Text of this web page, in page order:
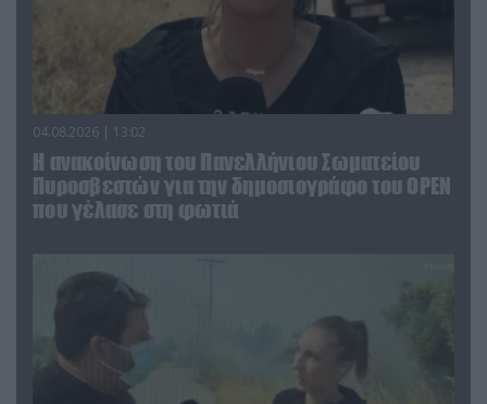
04.08.2026 | 13:02
Η ανακοίνωση του Πανελλήνιου Σωματείου
Πυροσβεστών για την δημοσιογράφο του OPEN
που γέλασε στη φωτιά